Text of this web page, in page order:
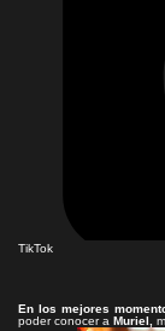
TikTok
En los mejores
poder conocer a Muriel,